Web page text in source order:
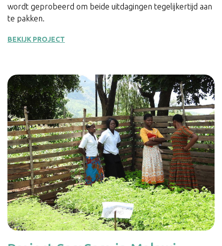
wordt geprobeerd om beide uitdagingen tegelijkertijd aan
te pakken.
BEKIJK PROJECT